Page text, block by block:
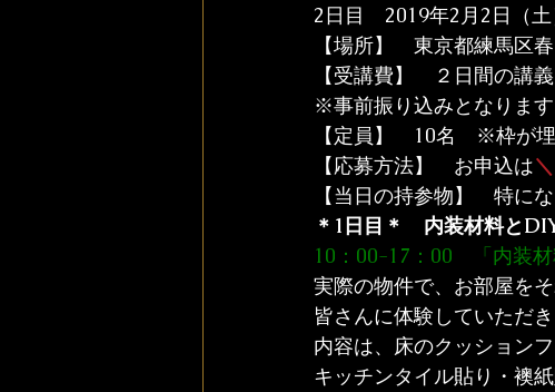
2日目　2019年2月2日（
【場所】　東京都練馬区
【受講費】　２日間の講
※事前振り込みとなります
【定員】　10名　※枠が
【応募方法】　お申込は
【当日の持参物】　特に
＊1日目＊　内装材料と
10：00-17：00　「内装
実際の物件で、お部屋を
皆さんに体験していただき
内容は、床のクッション
キッチンタイル貼り・襖